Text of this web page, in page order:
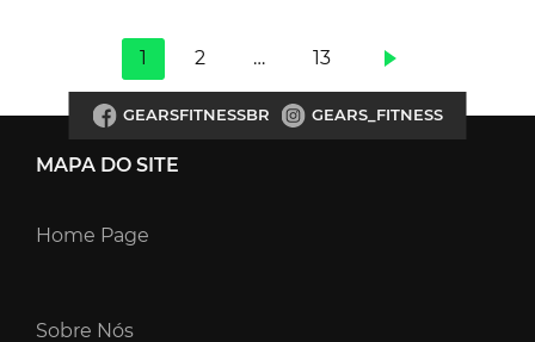
1 2 … 13
GEARSFITNESSBR GEARS_FITNESS
MAPA DO SITE
Home Page
Sobre Nós